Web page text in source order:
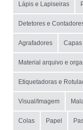
Lápis e Lapiseiras
Detetores e
Agrafadores Capas
Material arquivo e
Etiquetadoras e
Visual/Imagem
Colas Papel